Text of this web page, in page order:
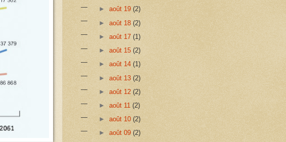
► août 19 (2)
► août 18 (2)
► août 17 (1)
► août 15 (2)
► août 14 (1)
► août 13 (2)
► août 12 (2)
► août 11 (2)
► août 10 (2)
► août 09 (2)